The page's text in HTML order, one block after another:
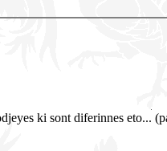
ki sont diferinnes eto...